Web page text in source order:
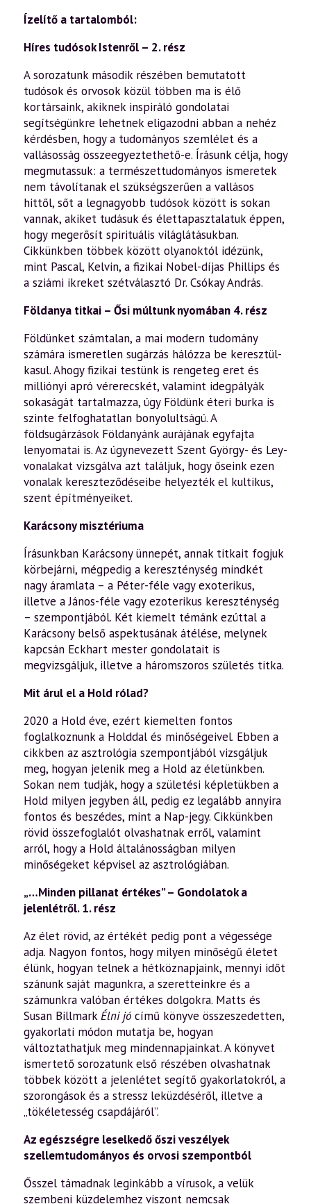
Ízelítő a tartalomból:
Híres tudósok Istenről – 2. rész
A sorozatunk második részében bemutatott
tudósok és orvosok közül többen ma is élő
kortársaink, akiknek inspiráló gondolatai
segítségünkre lehetnek eligazodni abban a nehéz
kérdésben, hogy a tudományos szemlélet és a
vallásosság összeegyeztethető-e. Írásunk célja, hogy
megmutassuk: a természettudományos ismeretek
nem távolítanak el szükségszerűen a vallásos
hittől, sőt a legnagyobb tudósok között is sokan
vannak, akiket tudásuk és élettapasztalatuk éppen,
hogy megerősít spirituális világlátásukban.
Cikkünkben többek között olyanoktól idézünk,
mint Pascal, Kelvin, a fizikai Nobel-díjas Phillips és
a sziámi ikreket szétválasztó Dr. Csókay András.
Földanya titkai – Ősi múltunk nyomában 4. rész
Földünket számtalan, a mai modern tudomány
számára ismeretlen sugárzás hálózza be keresztül-
kasul. Ahogy fizikai testünk is rengeteg eret és
milliónyi apró vérerecskét, valamint idegpályák
sokaságát tartalmazza, úgy Földünk éteri burka is
szinte felfoghatatlan bonyolultságú. A
földsugárzások Földanyánk aurájának egyfajta
lenyomatai is. Az úgynevezett Szent György- és Ley-
vonalakat vizsgálva azt találjuk, hogy őseink ezen
vonalak kereszteződéseibe helyezték el kultikus,
szent építményeiket.
Karácsony misztériuma
Írásunkban Karácsony ünnepét, annak titkait fogjuk
körbejárni, mégpedig a kereszténység mindkét
nagy áramlata – a Péter-féle vagy exoterikus,
illetve a János-féle vagy ezoterikus kereszténység
– szempontjából. Két kiemelt témánk ezúttal a
Karácsony belső aspektusának átélése, melynek
kapcsán Eckhart mester gondolatait is
megvizsgáljuk, illetve a háromszoros születés titka.
Mit árul el a Hold rólad?
2020 a Hold éve, ezért kiemelten fontos
foglalkoznunk a Holddal és minőségeivel. Ebben a
cikkben az asztrológia szempontjából vizsgáljuk
meg, hogyan jelenik meg a Hold az életünkben.
Sokan nem tudják, hogy a születési képletükben a
Hold milyen jegyben áll, pedig ez legalább annyira
fontos és beszédes, mint a Nap-jegy. Cikkünkben
rövid összefoglalót olvashatnak erről, valamint
arról, hogy a Hold általánosságban milyen
minőségeket képvisel az asztrológiában.
„…Minden pillanat értékes” – Gondolatok a
jelenlétről. 1. rész
Az élet rövid, az értékét pedig pont a végessége
adja. Nagyon fontos, hogy milyen minőségű életet
élünk, hogyan telnek a hétköznapjaink, mennyi időt
szánunk saját magunkra, a szeretteinkre és a
számunkra valóban értékes dolgokra. Matts és
Susan BillmarkÉlni jó című könyve összeszedetten,
gyakorlati módon mutatja be, hogyan
változtathatjuk meg mindennapjainkat. A könyvet
ismertető sorozatunk első részében olvashatnak
többek között a jelenlétet segítő gyakorlatokról, a
szorongások és a stressz leküzdéséről, illetve a
„tökéletesség csapdájáról”.
Az egészségre leselkedő őszi veszélyek
szellemtudományos és orvosi szempontból
Ősszel támadnak leginkább a vírusok, a velük
szembeni küzdelemhez viszont nemcsak